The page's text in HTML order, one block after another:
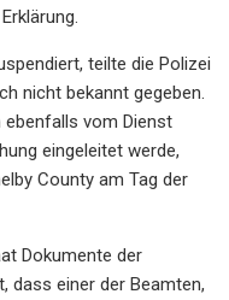
teilte die Polizei
nicht bekannt gegeben.
vom Dienst
eingeleitet werde,
County am Tag der
Dokumente der
dass einer der Beamten,